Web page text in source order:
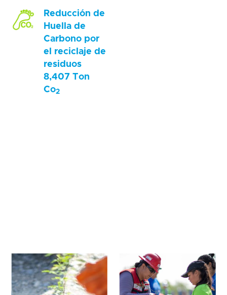
Reducción de
Huella de
Carbono por
el reciclaje de
residuos
8,407 Ton
Co2